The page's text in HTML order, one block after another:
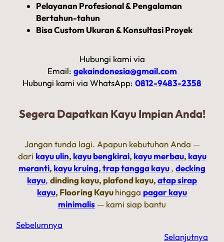
Pelayanan Profesional & Pengalaman
Bertahun-tahun
Bisa Custom Ukuran & Konsultasi Proyek
Hubungi kami via
Email: gekaindonesia@gmail.com
Hubungi kami via WhatsApp: 0812-9483-2358
Segera Dapatkan Kayu Impian Anda!
Jangan tunda lagi. Apapun kebutuhan Anda —
dari kayu ulin, kayu bengkirai, kayu merbau, kayu
meranti, kayu kruing,trap tangga kayu, decking
kayu, dinding kayu, plafond kayu,atap sirap
kayu, Flooring Kayuhingga pagar kayu
minimalis — kami siap bantu
Sebelumnya
Selanjutnya